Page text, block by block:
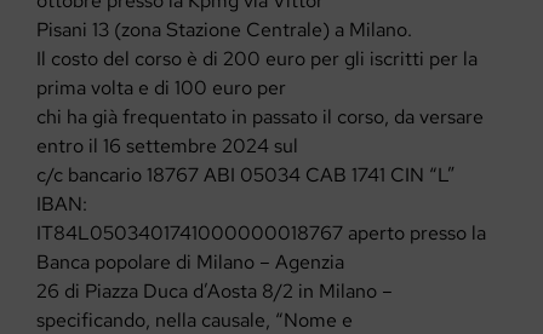
Pisani 13 (zona Stazione Centrale) a Milano.
Il costo del corso è di 200 euro per gli iscritti per la
prima volta e di 100 euro per
chi ha già frequentato in passato il corso, da versare
entro il 16 settembre 2024 sul
c/c bancario 18767 ABI 05034 CAB 1741 CIN “L”
IBAN:
IT84L0503401741000000018767 aperto presso la
Banca popolare di Milano – Agenzia
26 di Piazza Duca d’Aosta 8/2 in Milano –
specificando, nella causale, “Nome e